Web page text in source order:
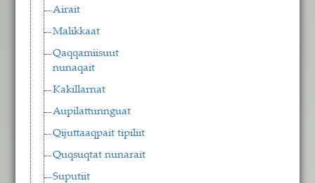
Airait
Malikkaat
Qaqqamiisuut
nunaqait
Kakillarnat
Aupilattunnguat
Qijuttaaqpait tipiliit
Quqsuqtat nunarait
Suputiit